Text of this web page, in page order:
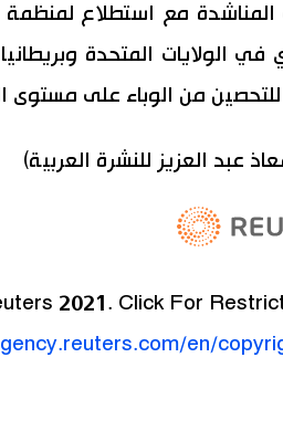
المناشدة مع استطلاع
من الوباء على مستوى
عبد العزيز للنشرة العربية)
en/